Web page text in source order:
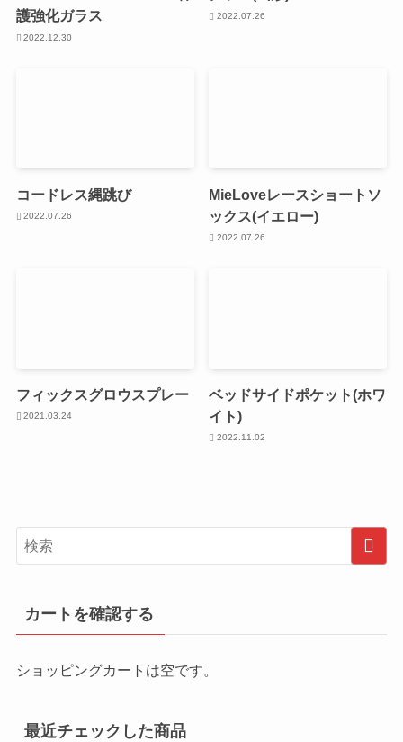
護強化ガラス
2022.12.30
2022.07.26
コードレス縄跳び
2022.07.26
MieLoveレースショートソ
ックス(イエロー)
2022.07.26
フィックスグロウスプレー
2021.03.24
ベッドサイドポケット(ホワ
イト)
2022.11.02
カートを確認する
ショッピングカートは空です。
最近チェックした商品